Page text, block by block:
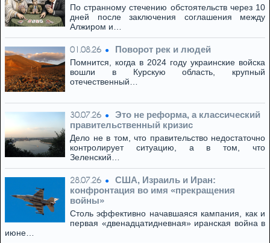
По странному стечению обстоятельств через 10
дней после заключения соглашения между
Алжиром и…
01.08.26 Поворот рек и людей
Помнится, когда в 2024 году украинские войска
вошли в Курскую область, крупный
отечественный…
30.07.26
Это не реформа, а классический
правительственный кризис
Дело не в том, что правительство недостаточно
контролирует ситуацию, а в том, что
Зеленский…
28.07.26
США, Израиль и Иран:
конфронтация во имя «прекращения
войны»
Столь эффективно начавшаяся кампания, как и
первая «двенадцатидневная» иранская война в
июне…